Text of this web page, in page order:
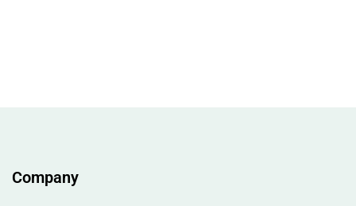
Company